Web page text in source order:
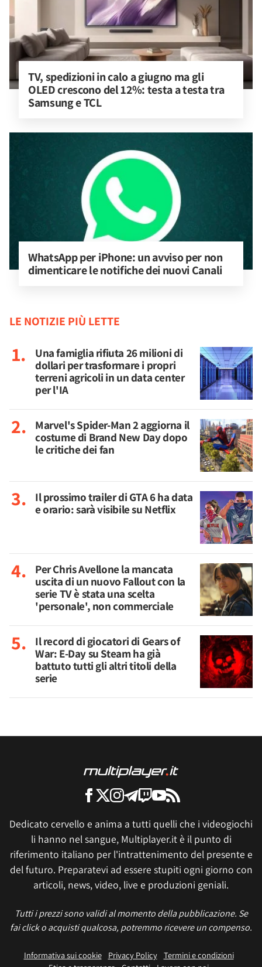
TV, spedizioni in calo a giugno ma gli
OLED crescono del 12%: testa a testa tra
Samsung e TCL
WhatsApp per iPhone: un avviso per non
dimenticare le notifiche dei nuovi Canali
LE NOTIZIE PIÙ LETTE
Una famiglia rifiuta 26 milioni di
dollari per trasformare i propri
terreni agricoli in un data center
per l'IA
Marvel's Spider-Man 2 aggiorna il
costume di Brand New Day dopo
le critiche dei fan
Il prossimo trailer di GTA 6 ha data
e orario: sarà visibile su Netflix
Per Chris Avellone la mancata
uscita di un nuovo Fallout con la
serie TV è stata una scelta
'personale', non commerciale
Il record di giocatori di Gears of
War: E-Day su Steam ha già
battuto tutti gli altri titoli della
serie
Dedicato cervello e anima a tutti quelli che i videogiochi
li hanno nel sangue, Multiplayer.it è il punto di
riferimento italiano per l'intrattenimento del presente e
del futuro. Preparatevi ad essere stupiti ogni giorno con
articoli, news, video, live e produzioni geniali.
Tutti i prezzi sono validi al momento della pubblicazione. Se
fai click o acquisti qualcosa, potremmo ricevere un compenso.
Informativa sui cookie Privacy Policy
Termini e condizioni